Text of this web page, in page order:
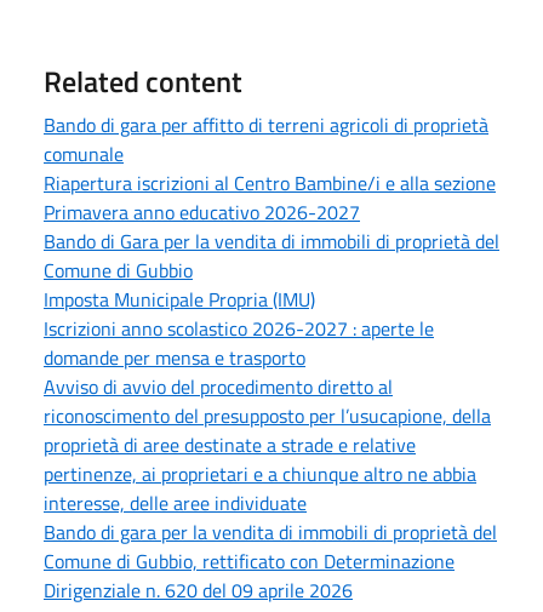
Related content
Bando di gara per affitto di terreni agricoli di proprietà
comunale
Riapertura iscrizioni al Centro Bambine/i e alla sezione
Primavera anno educativo 2026-2027
Bando di Gara per la vendita di immobili di proprietà del
Comune di Gubbio
Imposta Municipale Propria (IMU)
Iscrizioni anno scolastico 2026-2027 : aperte le
domande per mensa e trasporto
Avviso di avvio del procedimento diretto al
riconoscimento del presupposto per l’usucapione, della
proprietà di aree destinate a strade e relative
pertinenze, ai proprietari e a chiunque altro ne abbia
interesse, delle aree individuate
Bando di gara per la vendita di immobili di proprietà del
Comune di Gubbio, rettificato con Determinazione
Dirigenziale n. 620 del 09 aprile 2026